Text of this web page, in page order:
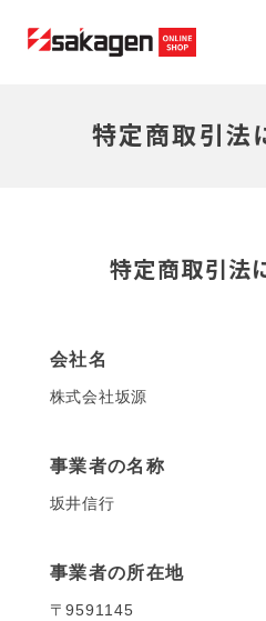
特定商取引法
特定商取引法
会社名
株式会社坂源
事業者の名称
坂井信行
事業者の所在地
〒9591145